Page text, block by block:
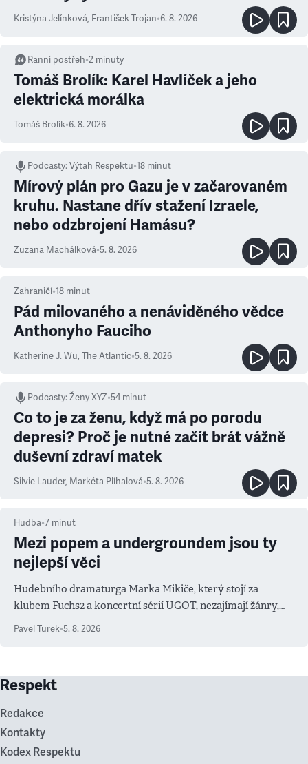
Kristýna Jelínková, František Trojan•6. 8. 2026
Ranní postřeh•2 minuty
Tomáš Brolík: Karel Havlíček a jeho
elektrická morálka
Tomáš Brolík•6. 8. 2026
Podcasty:Výtah Respektu•18 minut
Mírový plán pro Gazu je v začarovaném
kruhu. Nastane dřív stažení Izraele,
nebo odzbrojení Hamásu?
Zuzana Machálková•5. 8. 2026
Zahraničí•18 minut
Pád milovaného a nenáviděného vědce
Anthonyho Fauciho
Katherine J. Wu, The Atlantic•5. 8. 2026
Podcasty:Ženy XYZ•54 minut
Co to je za ženu, když má po porodu
depresi? Proč je nutné začít brát vážně
duševní zdraví matek
Silvie Lauder, Markéta Plíhalová•5. 8. 2026
Hudba•7 minut
Mezi popem a undergroundem jsou ty
nejlepší věci
Hudebního dramaturga Marka Mikiče, který stojí za
klubem Fuchs2 a koncertní sérií UGOT, nezajímají žánry,
ale atmosféra
Pavel Turek•5. 8. 2026
Respekt
Redakce
Kontakty
Kodex Respektu